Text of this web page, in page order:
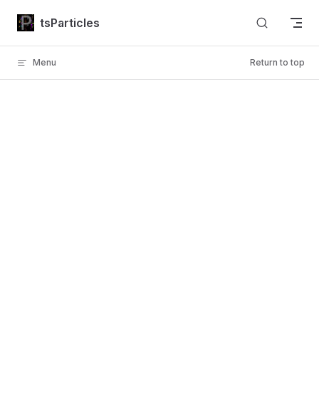
Skip to content
tsParticles
Menu Return to top